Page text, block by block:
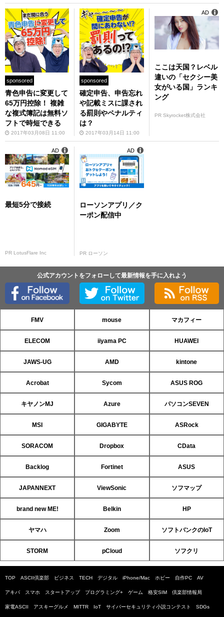
sponsored
青色申告に変更して
65万円控除！ 複雑
な複式簿記は無料ソ
フトで時短できる
2017年03月08日 11:00
sponsored
確定申告、申告忘れ
や記載ミスに課され
る罰則やペナルティ
は？
2017年03月14日 11:00
ここは天国？レベル
違いの「セクシー美
女がいる国」ランキ
ング
PR Skyrocket株式会社
AD
最短5分で接続
PR LotusFlare Inc
AD
ローソンアプリ／ク
ーポン配信中
PR ローソン
AD
公式アカウントをフォローして最新情報を手に入れよう
FMV mouse マカフィー
ELECOM iiyama PC HUAWEI
JAWS-UG AMD kintone
Acrobat Sycom ASUS ROG
キヤノンMJ Azure パソコンSEVEN
MSI GIGABYTE ASRock
SORACOM Dropbox CData
Backlog Fortinet ASUS
JAPANNEXT ViewSonic ソフマップ
brand new ME! Belkin HP
ヤマハ Zoom ソフトバンクのIoT
STORM pCloud ソフクリ
TOP ASCII倶楽部 ビジネス TECH デジタル iPhone/Mac ホビー 自作PC AV
アキバ スマホ スタートアップ プログラミング+ ゲーム 格安SIM 倶楽部情報局
家電ASCII アスキーグルメ MITTR IoT サイバーセキュリティ小説コンテスト SDGs